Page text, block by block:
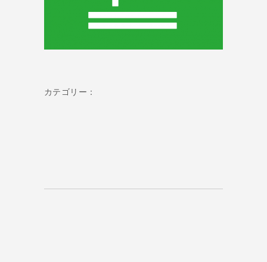
カテゴリー：